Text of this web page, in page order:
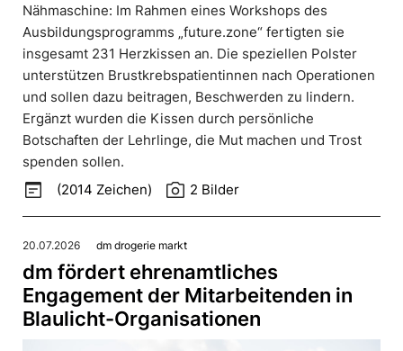
Nähmaschine: Im Rahmen eines Workshops des
Ausbildungsprogramms „future.zone“ fertigten sie
insgesamt 231 Herzkissen an. Die speziellen Polster
unterstützen Brustkrebspatientinnen nach Operationen
und sollen dazu beitragen, Beschwerden zu lindern.
Ergänzt wurden die Kissen durch persönliche
Botschaften der Lehrlinge, die Mut machen und Trost
spenden sollen.
wysiwyg (2014 Zeichen) photo_camera 2 Bilder
20.07.2026 dm drogerie markt
dm fördert ehrenamtliches
Engagement der Mitarbeitenden in
Blaulicht-Organisationen